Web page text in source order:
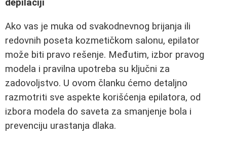
depilaciji
Ako vas je muka od svakodnevnog brijanja ili
redovnih poseta kozmetičkom salonu, epilator
može biti pravo rešenje. Međutim, izbor pravog
modela i pravilna upotreba su ključni za
zadovoljstvo. U ovom članku ćemo detaljno
razmotriti sve aspekte korišćenja epilatora, od
izbora modela do saveta za smanjenje bola i
prevenciju urastanja dlaka.